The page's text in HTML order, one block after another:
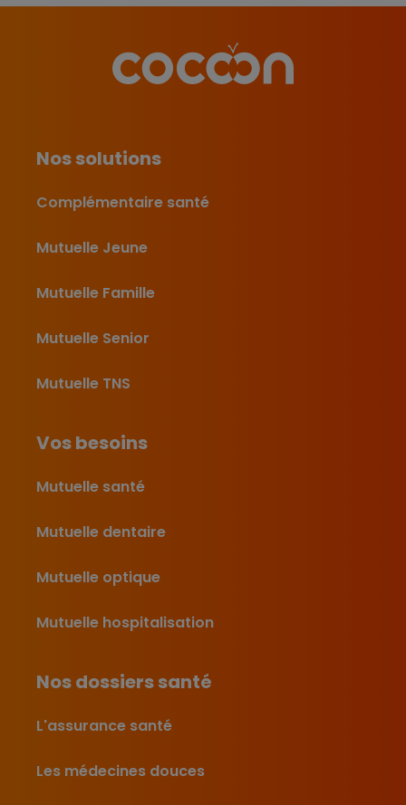
Nos solutions
Complémentaire santé
Mutuelle Jeune
Mutuelle Famille
Mutuelle Senior
Mutuelle TNS
Vos besoins
Mutuelle santé
Mutuelle dentaire
Mutuelle optique
Mutuelle hospitalisation
Nos dossiers santé
L'assurance santé
Les médecines douces